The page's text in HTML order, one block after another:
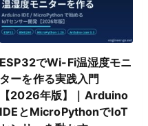
ESP32でWi-Fi温湿度モニ
ターを作る実践入門
【2026年版】｜Arduino
IDEとMicroPythonでIoT